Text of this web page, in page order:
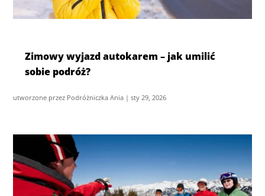
Zimowy wyjazd autokarem – jak umilić
sobie podróż?
utworzone przez Podróżniczka Ania |sty 29, 2026